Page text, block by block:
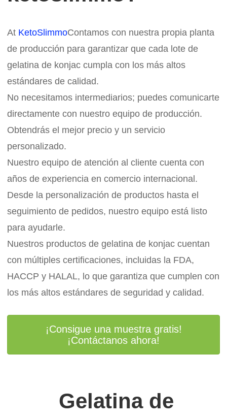
At KetoSlimmoContamos con nuestra propia planta
de producción para garantizar que cada lote de
gelatina de konjac cumpla con los más altos
estándares de calidad.
No necesitamos intermediarios; puedes comunicarte
directamente con nuestro equipo de producción.
Obtendrás el mejor precio y un servicio
personalizado.
Nuestro equipo de atención al cliente cuenta con
años de experiencia en comercio internacional.
Desde la personalización de productos hasta el
seguimiento de pedidos, nuestro equipo está listo
para ayudarle.
Nuestros productos de gelatina de konjac cuentan
con múltiples certificaciones, incluidas la FDA,
HACCP y HALAL, lo que garantiza que cumplen con
los más altos estándares de seguridad y calidad.
¡Consigue una muestra gratis!
¡Contáctanos ahora!
Gelatina de